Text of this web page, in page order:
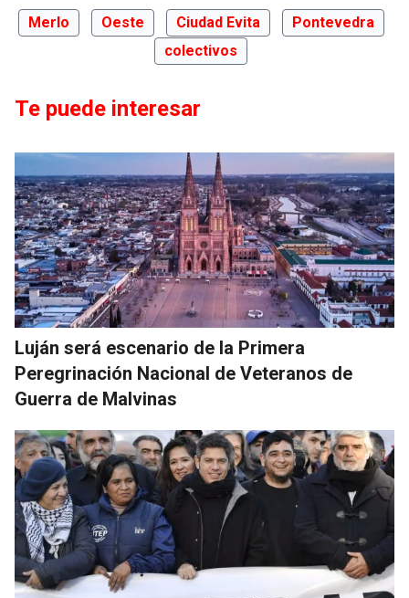
Merlo Oeste Ciudad Evita
Pontevedra
colectivos
Te puede interesar
Luján será escenario de la Primera
Peregrinación Nacional de Veteranos de
Guerra de Malvinas